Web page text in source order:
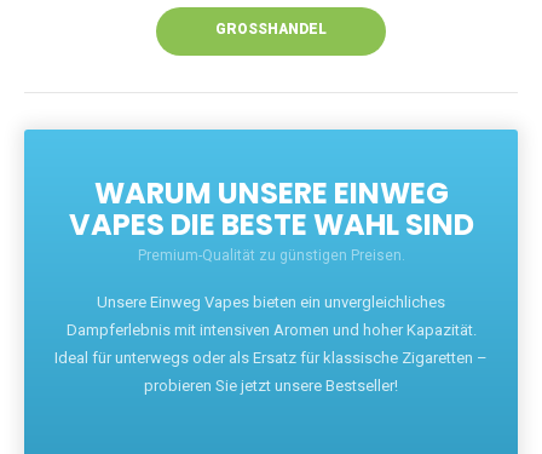
GROSSHANDEL
WARUM UNSERE EINWEG
VAPES DIE BESTE WAHL SIND
Premium-Qualität zu günstigen Preisen.
Unsere Einweg Vapes bieten ein unvergleichliches
Dampferlebnis mit intensiven Aromen und hoher Kapazität.
Ideal für unterwegs oder als Ersatz für klassische Zigaretten –
probieren Sie jetzt unsere Bestseller!